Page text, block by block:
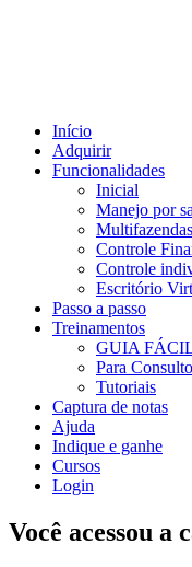
Início
Adquirir
Funcionalidades
Inicial
Manejo por
Multifazendas
Controle
Controle
Escritório
Passo a passo
Treinamentos
GUIA
Para
Tutoriais
Captura de notas
Ajuda
Indique e ganhe
Cursos
Login
Você acessou a